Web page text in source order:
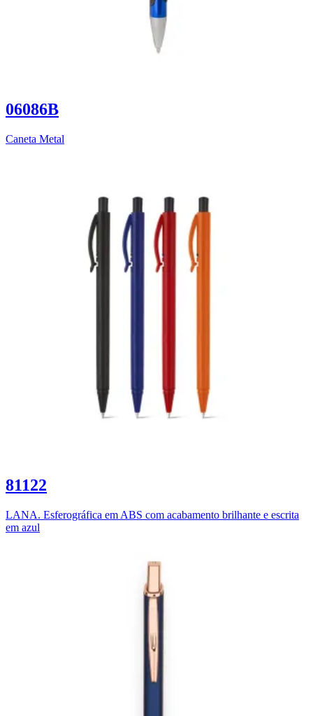
06086B
Caneta Metal
81122
LANA. Esferográfica em ABS com acabamento brilhante e escrita
em azul